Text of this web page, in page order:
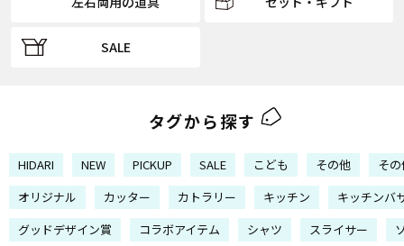
SALE
タグから探す
HIDARI NEW PICKUP SALE こども その他
そ
オリジナル
カッター カトラリー キッチン
キッチンバ
グッドデザイン賞
コラボアイテム シャツ スライサー